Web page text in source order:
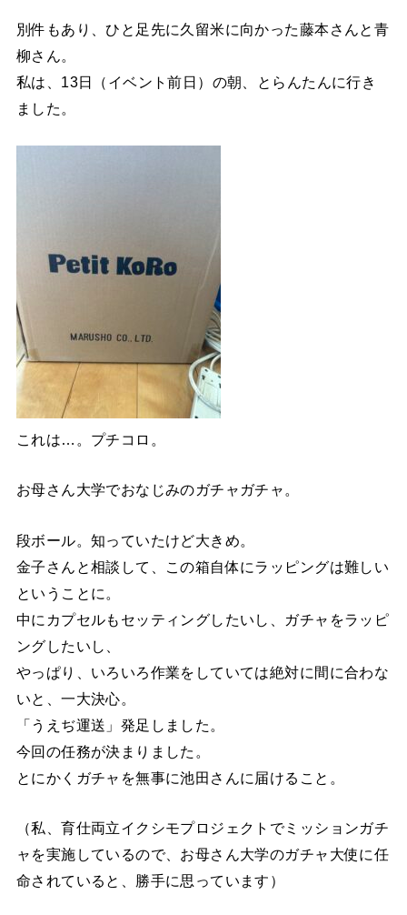
別件もあり、ひと足先に久留米に向かった藤本さんと青
柳さん。
私は、13日（イベント前日）の朝、とらんたんに行き
ました。
これは…。プチコロ。
お母さん大学でおなじみのガチャガチャ。
段ボール。知っていたけど大きめ。
金子さんと相談して、この箱自体にラッピングは難しい
ということに。
中にカプセルもセッティングしたいし、ガチャをラッピ
ングしたいし、
やっぱり、いろいろ作業をしていては絶対に間に合わな
いと、一大決心。
「うえぢ運送」発足しました。
今回の任務が決まりました。
とにかくガチャを無事に池田さんに届けること。
（私、育仕両立イクシモプロジェクトでミッションガチ
ャを実施しているので、お母さん大学のガチャ大使に任
命されていると、勝手に思っています）